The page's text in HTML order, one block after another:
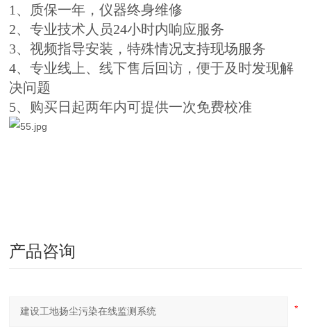
1、质保一年，仪器终身维修
2、专业技术人员24小时内响应服务
3、视频指导安装，特殊情况支持现场服务
4、专业线上、线下售后回访，便于及时发现解
决问题
5、购买日起两年内可提供一次免费校准
产品咨询